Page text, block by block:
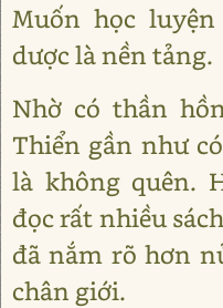
Muốn học
dược là nền tảng.
Nhờ có thần
Thiển gần như
là không quên.
đọc rất nhiều
đã nắm rõ hơn
chân giới.